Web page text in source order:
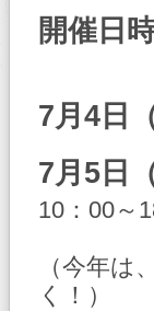
開催日
7月4日
7月5日
10：00
（今年は
く！）